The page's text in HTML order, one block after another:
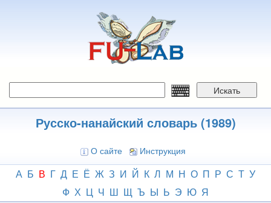
Искать
Русско-нанайский словарь (1989)
О сайте Инструкция
А Б В Г Д Е Ё Ж З И Й К Л М Н О П Р С Т У
Ф Х Ц Ч Ш Щ Ъ Ы Ь Э Ю Я